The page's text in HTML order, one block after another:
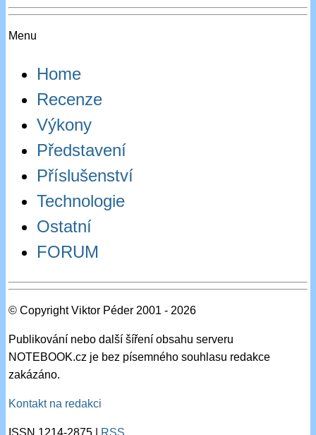
Menu
Home
Recenze
Výkony
Představení
Příslušenství
Technologie
Ostatní
FORUM
© Copyright Viktor Péder 2001 - 2026
Publikování nebo další šíření obsahu serveru
NOTEBOOK.cz je bez písemného souhlasu redakce
zakázáno.
Kontakt na redakci